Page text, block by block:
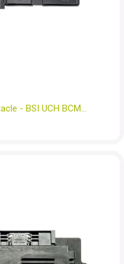
- BSI UCH BCM...